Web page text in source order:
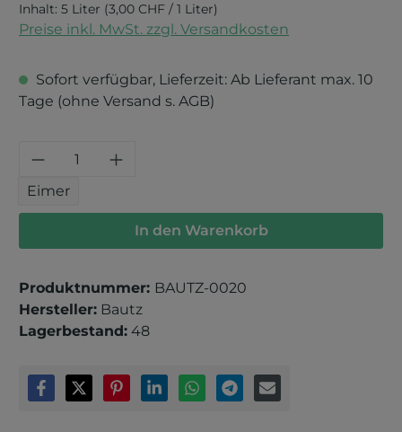
Inhalt: 5 Liter (3,00 CHF / 1 Liter)
Preise inkl. MwSt. zzgl. Versandkosten
Sofort verfügbar, Lieferzeit: Ab Lieferant max. 10
Tage (ohne Versand s. AGB)
Produkt Anzahl: Gib den
Eimer
In den Warenkorb
Produktnummer: BAUTZ-0020
Hersteller: Bautz
Lagerbestand: 48